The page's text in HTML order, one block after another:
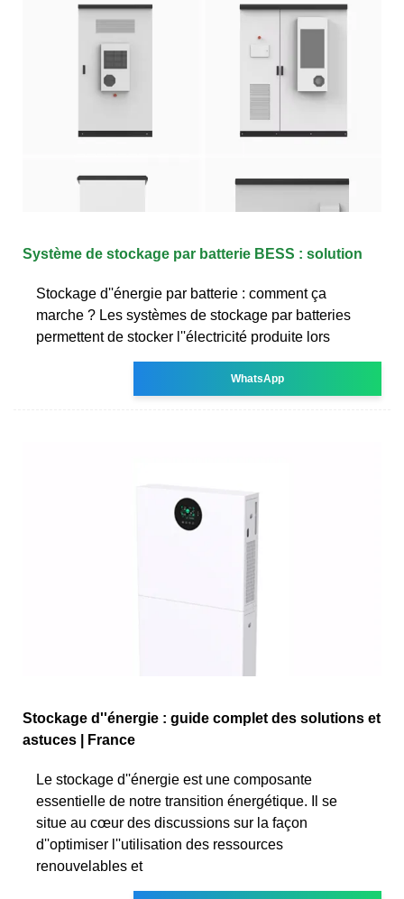
Système de stockage par batterie BESS : solution
Stockage d''énergie par batterie : comment ça
marche ? Les systèmes de stockage par batteries
permettent de stocker l''électricité produite lors
WhatsApp
Stockage d''énergie : guide complet des solutions et
astuces | France
Le stockage d''énergie est une composante
essentielle de notre transition énergétique. Il se
situe au cœur des discussions sur la façon
d''optimiser l''utilisation des ressources
renouvelables et